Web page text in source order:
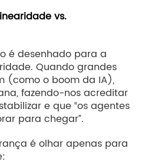
vs.
é desenhado para a
Quando grandes
(como o boom da IA),
fazendo-nos acreditar
e que “os agentes
para chegar”.
é olhar apenas para